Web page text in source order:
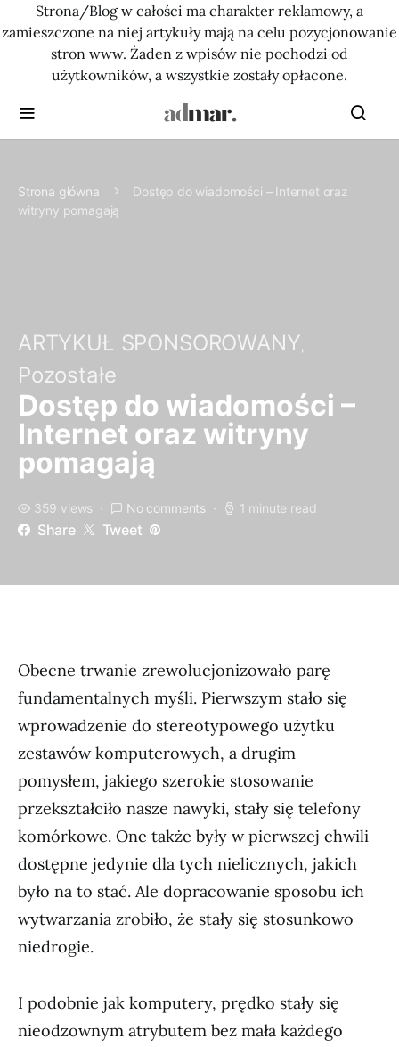
Strona/Blog w całości ma charakter reklamowy, a
zamieszczone na niej artykuły mają na celu pozycjonowanie
stron www. Żaden z wpisów nie pochodzi od
użytkowników, a wszystkie zostały opłacone.
Strona główna
Dostęp do wiadomości – Internet oraz
witryny pomagają
ARTYKUŁ SPONSOROWANY
Pozostałe
Dostęp do wiadomości –
Internet oraz witryny
pomagają
359 views No comments 1 minute read
Share Tweet
Obecne trwanie zrewolucjonizowało parę
fundamentalnych myśli. Pierwszym stało się
wprowadzenie do stereotypowego użytku
zestawów komputerowych, a drugim
pomysłem, jakiego szerokie stosowanie
przekształciło nasze nawyki, stały się telefony
komórkowe. One także były w pierwszej chwili
dostępne jedynie dla tych nielicznych, jakich
było na to stać. Ale dopracowanie sposobu ich
wytwarzania zrobiło, że stały się stosunkowo
niedrogie.
I podobnie jak komputery, prędko stały się
nieodzownym atrybutem bez mała każdego